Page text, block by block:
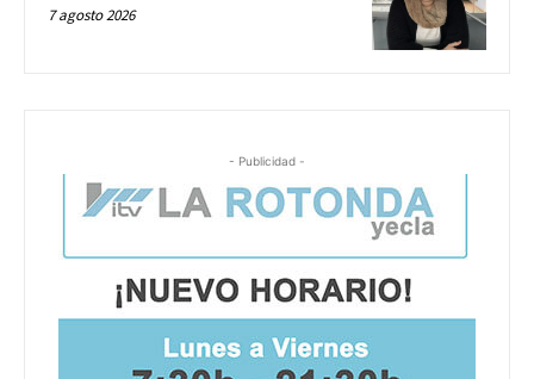
7 agosto 2026
- Publicidad -